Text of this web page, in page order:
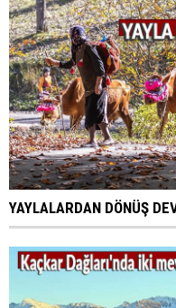
YAYLALARDAN DÖNÜŞ